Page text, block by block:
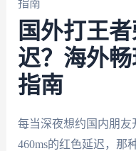
指南
国外打王
迟？海外
指南
每当深夜想约国内朋友
460ms的红色延迟，那